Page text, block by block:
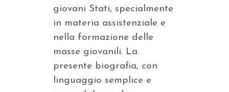
giovani Stati, specialmente
in materia assistenziale e
nella formazione delle
masse giovanili. La
presente biografia, con
linguaggio semplice e